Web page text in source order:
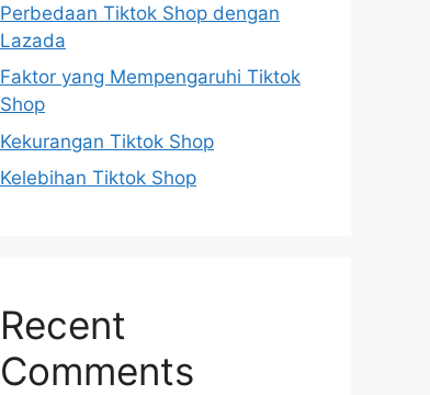
Perbedaan Tiktok Shop dengan
Lazada
Faktor yang Mempengaruhi Tiktok
Shop
Kekurangan Tiktok Shop
Kelebihan Tiktok Shop
Recent
Comments